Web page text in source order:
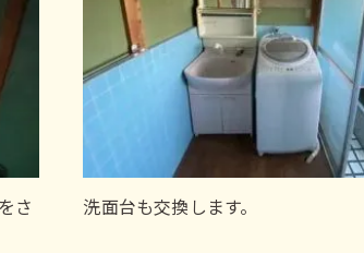
さ
洗面台も交換します。